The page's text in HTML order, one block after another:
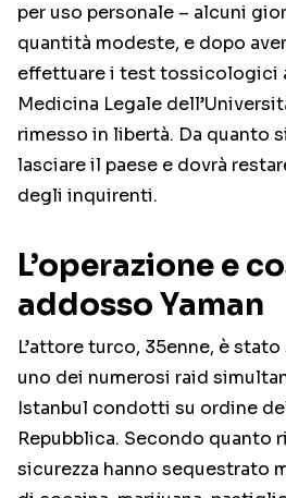
per uso personale – alcuni
quantità modeste, e dopo
effettuare i test tossicologici
Medicina Legale
rimesso in libertà. Da quanto
lasciare il paese e dovrà
degli inquirenti.
L’operazione e
addosso Yaman
L’attore turco, 35enne, è
uno dei numerosi raid
Istanbul condotti su ordine
Repubblica. Secondo quanto
sicurezza hanno sequestrato